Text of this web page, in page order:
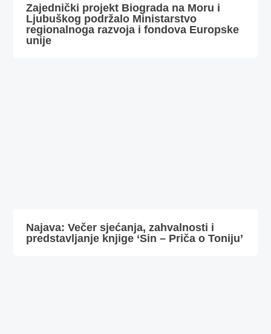
Zajednički projekt Biograda na Moru i
Ljubuškog podržalo Ministarstvo
regionalnoga razvoja i fondova Europske
unije
Najava: Večer sjećanja, zahvalnosti i
predstavljanje knjige ‘Sin – Priča o Toniju’